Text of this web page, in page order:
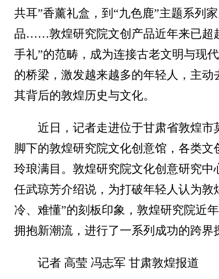
共耳”香薰礼盒，到“九色鹿”主题系列
品……敦煌研究院文创产品近年来已超
手礼”的范畴，成为连接古老文明与现
的桥梁，激发越来越多的年轻人，主动
其背后的敦煌历史与文化。
近日，记者走进位于甘肃省敦煌市
脚下的敦煌研究院文化创意馆，各类文
玲琅满目。敦煌研究院文化创意研究中
任武琼芳介绍说，为打破年轻人认为敦
冷、难懂”的刻板印象，敦煌研究院近
拥抱新潮流，进行了一系列成功的跨界
记者 高莹 冯志军 甘肃敦煌报道